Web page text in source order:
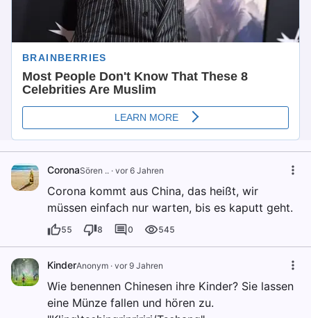
CoronaSören .. · vor 6 Jahren
Corona kommt aus China, das heißt, wir
müssen einfach nur warten, bis es kaputt geht.
55 8 0 545
KinderAnonym · vor 9 Jahren
Wie benennen Chinesen ihre Kinder? Sie lassen
eine Münze fallen und hören zu.